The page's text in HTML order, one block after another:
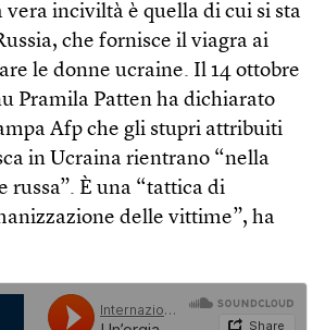
vera inciviltà è quella di cui si sta
che fornisce il viagra ai
le donne ucraine. Il 14 ottobre
Pramila Patten ha dichiarato
Afp che gli stupri attribuiti
in Ucraina rientrano “nella
russa”. È una “tattica di
delle vittime”, ha